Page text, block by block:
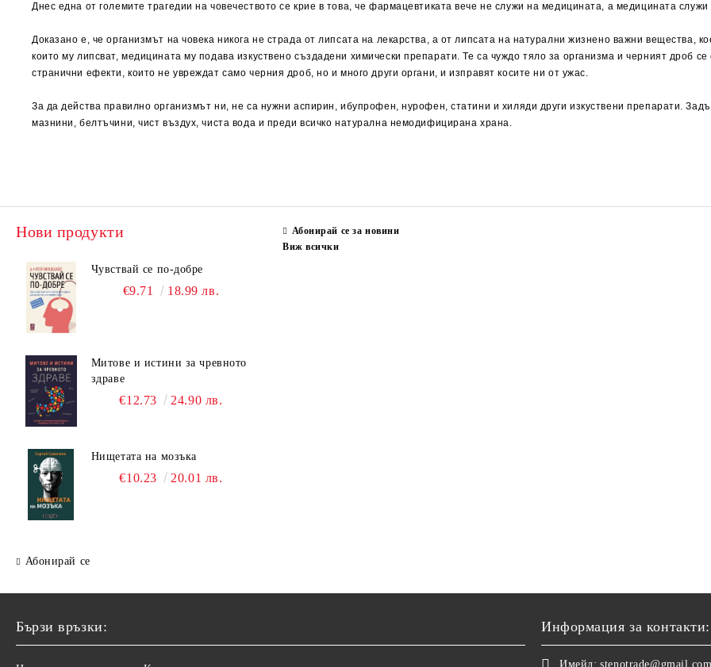
Днес една от големите трагедии на човечеството се крие в това, че фармацевтиката вече не служи на медицината, а медицината
Доказано е, че организмът на човека никога не страда от липсата на лекарства, а от липсата на натурални жизнено важни вещества,
които му липсват, медицината му подава изкуствено създадени химически препарати. Те са чуждо тяло за организма и черният дроб
странични ефекти, които не увреждат само черния дроб, но и много други органи, и изправят косите ни от ужас.
За да действа правилно организмът ни, не са нужни аспирин, ибупрофен, нурофен, статини и хиляди други изкуствени препарати.
мазнини, белтъчини, чист въздух, чиста вода и преди всичко натурална немодифицирана храна.
Нови продукти
Чувствай се по-добре
€9.71 18.99 лв.
Митове и истини за чревното
здраве
€12.73 24.90 лв.
Нищетата на мозъка
€10.23 20.01 лв.
Абонирай се
Абонирай се за новини
Виж всички
Бързи връзки: Информация за контакти:
Имейл: